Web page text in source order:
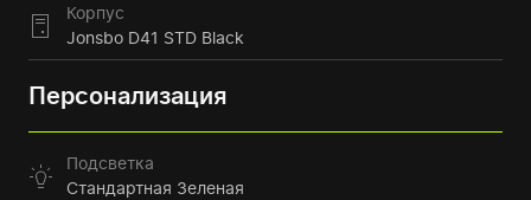
Корпус
Jonsbo D41 STD Black
Персонализация
Подсветка
Стандартная Зеленая